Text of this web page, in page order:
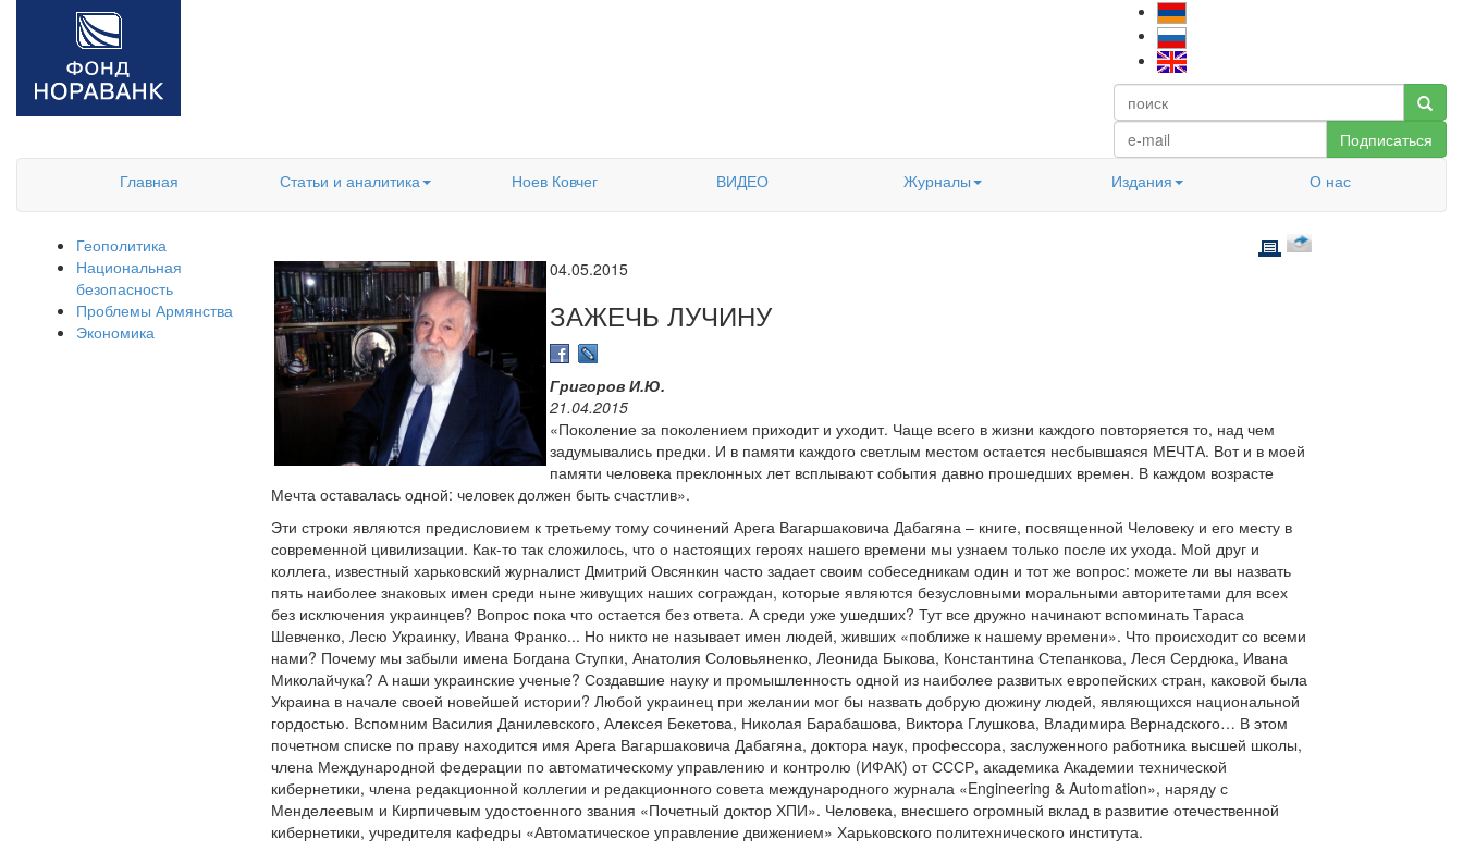
Подписаться
Главная
Статьи и аналитика Ноев Ковчег ВИДЕО Журналы Издания О нас
Геополитика
Национальная
безопасность
Проблемы Армянства
Экономика
04.05.2015
ЗАЖЕЧЬ ЛУЧИНУ
Григоров И.Ю.
21.04.2015
«Поколение за поколением приходит и уходит. Чаще всего в жизни каждого повторяется то, над чем
задумывались предки. И в памяти каждого светлым местом остается несбывшаяся МЕЧТА. Вот и в моей
памяти человека преклонных лет всплывают события давно прошедших времен. В каждом возрасте
Мечта оставалась одной: человек должен быть счастлив».
Эти строки являются предисловием к третьему тому сочинений Арега Вагаршаковича Дабагяна – книге, посвященной Человеку и его месту в
современной цивилизации. Как-то так сложилось, что о настоящих героях нашего времени мы узнаем только после их ухода. Мой друг и
коллега, известный харьковский журналист Дмитрий Овсянкин часто задает своим собеседникам один и тот же вопрос: можете ли вы назвать
пять наиболее знаковых имен среди ныне живущих наших сограждан, которые являются безусловными моральными авторитетами для всех
без исключения украинцев? Вопрос пока что остается без ответа. А среди уже ушедших? Тут все дружно начинают вспоминать Тараса
Шевченко, Лесю Украинку, Ивана Франко... Но никто не называет имен людей, живших «поближе к нашему времени». Что происходит со всеми
нами? Почему мы забыли имена Богдана Ступки, Анатолия Соловьяненко, Леонида Быкова, Константина Степанкова, Леся Сердюка, Ивана
Миколайчука? А наши украинские ученые? Создавшие науку и промышленность одной из наиболее развитых европейских стран, каковой была
Украина в начале своей новейшей истории? Любой украинец при желании мог бы назвать добрую дюжину людей, являющихся национальной
гордостью. Вспомним Василия Данилевского, Алексея Бекетова, Николая Барабашова, Виктора Глушкова, Владимира Вернадского… В этом
почетном списке по праву находится имя Арега Вагаршаковича Дабагяна, доктора наук, профессора, заслуженного работника высшей школы,
члена Международной федерации по автоматическому управлению и контролю (ИФАК) от СССР, академика Академии технической
кибернетики, члена редакционной коллегии и редакционного совета международного журнала «Engineering & Automation», наряду с
Менделеевым и Кирпичевым удостоенного звания «Почетный доктор ХПИ». Человека, внесшего огромный вклад в развитие отечественной
кибернетики, учредителя кафедры «Автоматическое управление движением» Харьковского политехнического института.